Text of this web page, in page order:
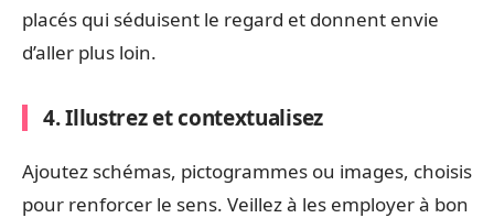
placés qui séduisent le regard et donnent envie
d’aller plus loin.
4. Illustrez et contextualisez
Ajoutez schémas, pictogrammes ou images, choisis
pour renforcer le sens. Veillez à les employer à bon